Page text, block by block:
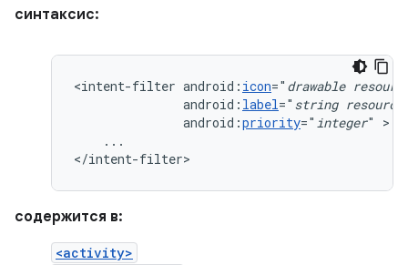
синтаксис:
<intent-filter android: icon=" drawable
android: label=" string resource
android:priority=" integer"
...
</intent-filter>
содержится в:
<activity>